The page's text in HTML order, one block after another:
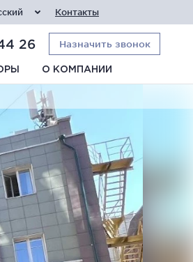
Контакты
26 Назначить звонок
О КОМПАНИИ